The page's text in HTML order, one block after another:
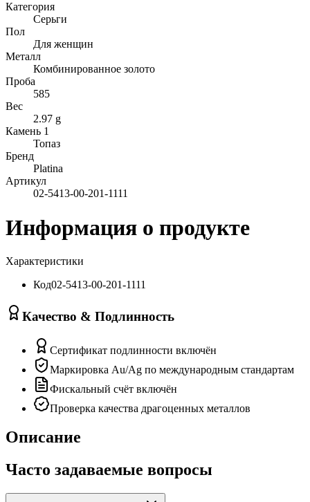
Категория
Серьги
Пол
Для женщин
Металл
Комбинированное золото
Проба
585
Вес
2.97 g
Камень 1
Топаз
Бренд
Platina
Артикул
02-5413-00-201-1111
Информация о продукте
Характеристики
Код02-5413-00-201-1111
Качество & Подлинность
Сертификат подлинности включён
Маркировка Au/Ag по международным стандартам
Фискальный счёт включён
Проверка качества драгоценных металлов
Описание
Часто задаваемые вопросы